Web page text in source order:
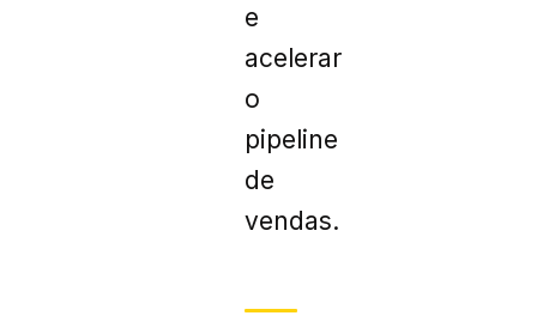
e
acelerar
o
pipeline
de
vendas.